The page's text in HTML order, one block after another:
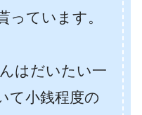
っています。
はだいたい一
て小銭程度の